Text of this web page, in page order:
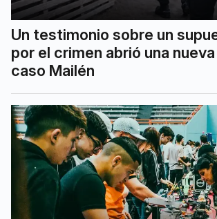
Un testimonio sobre un
por el crimen abrió una
caso Mailén